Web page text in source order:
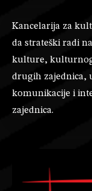
Kancelarija za
da strateški radi
kulture,
drugih zajednica,
komunikacije i
zajednica.